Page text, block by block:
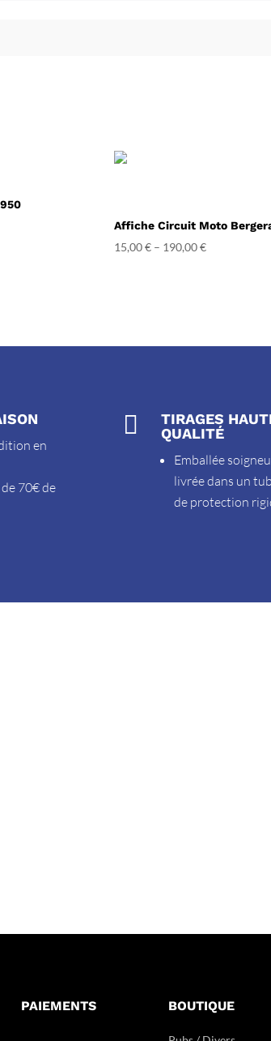
Affiche Circuit Moto
15,00€ – 190,00€
en
70€ de

TIRAGES
QUALITÉ
Emballée
livrée dans un
de protection
PAIEMENTS BOUTIQUE